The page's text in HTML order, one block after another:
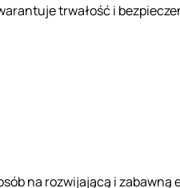
trwałość i
na rozwijającą i zabawną